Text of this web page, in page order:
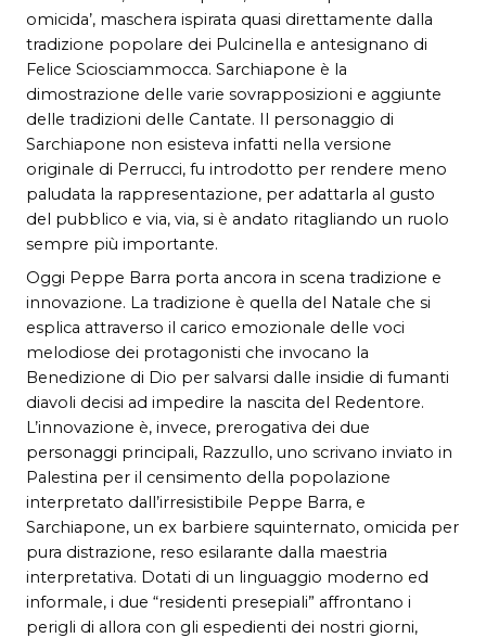
omicida’, maschera ispirata quasi direttamente dalla
tradizione popolare dei Pulcinella e antesignano di
Felice Sciosciammocca. Sarchiapone è la
dimostrazione delle varie sovrapposizioni e aggiunte
delle tradizioni delle Cantate. Il personaggio di
Sarchiapone non esisteva infatti nella versione
originale di Perrucci, fu introdotto per rendere meno
paludata la rappresentazione, per adattarla al gusto
del pubblico e via, via, si è andato ritagliando un ruolo
sempre più importante.
Oggi Peppe Barra porta ancora in scena tradizione e
innovazione. La tradizione è quella del Natale che si
esplica attraverso il carico emozionale delle voci
melodiose dei protagonisti che invocano la
Benedizione di Dio per salvarsi dalle insidie di fumanti
diavoli decisi ad impedire la nascita del Redentore.
L’innovazione è, invece, prerogativa dei due
personaggi principali, Razzullo, uno scrivano inviato in
Palestina per il censimento della popolazione
interpretato dall’irresistibile Peppe Barra, e
Sarchiapone, un ex barbiere squinternato, omicida per
pura distrazione, reso esilarante dalla maestria
interpretativa. Dotati di un linguaggio moderno ed
informale, i due “residenti presepiali” affrontano i
perigli di allora con gli espedienti dei nostri giorni,